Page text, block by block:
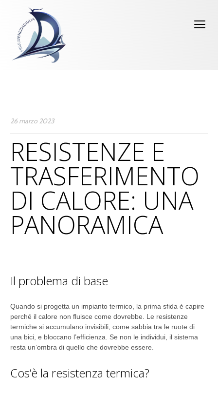
26 marzo 2023
RESISTENZE E
TRASFERIMENTO
DI CALORE: UNA
PANORAMICA
Il problema di base
Quando si progetta un impianto termico, la prima sfida è capire
perché il calore non fluisce come dovrebbe. Le resistenze
termiche si accumulano invisibili, come sabbia tra le ruote di
una bici, e bloccano l’efficienza. Se non le individui, il sistema
resta un’ombra di quello che dovrebbe essere.
Cos’è la resistenza termica?